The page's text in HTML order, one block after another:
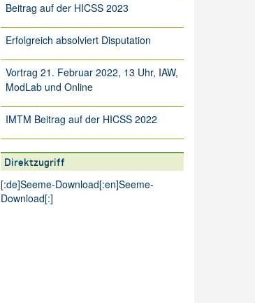
Beitrag auf der HICSS 2023
Erfolgreich absolviert Disputation
Vortrag 21. Februar 2022, 13 Uhr, IAW,
ModLab und Online
IMTM Beitrag auf der HICSS 2022
Direktzugriff
[:de]Seeme-Download[:en]Seeme-
Download[:]